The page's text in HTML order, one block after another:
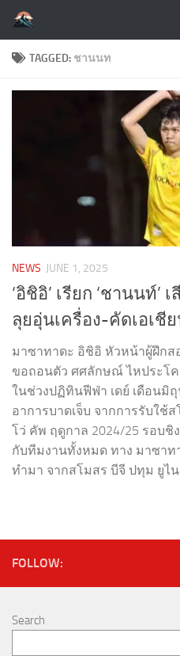
Skip to content
TAGGED: ชานนท
NEWS JUNE 1, 2025
‘อิชิอิ’ เรียก ‘ชานนท์’
ลุยอุ่นเครื่อง-คัดเอเชี
มาซาทาดะ อิชิอิ หัวหน้าผู้ฝึก
ขอถอนตัว ศศลักษณ์ ไหประโค
ในช่วงปฏิทินฟีฟ่า เดย์ เดือนมิ
อาการบาดเจ็บ จากการรับใช้
โว่ คัพ ฤดูกาล 2024/25 รอบชิ
กับทีมงานทั้งหมด ทาง มาซาท
ทำมา จากสโมสร บีจี ปทุม ยูไ
FOLLOW:
Search